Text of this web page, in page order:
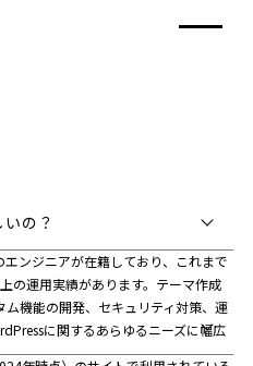
の？
ンジニアが在籍しており、これまで
の運用実績があります。テーマ作成
機能の開発、セキュリティ対策、運
に関するあらゆるニーズに幅広